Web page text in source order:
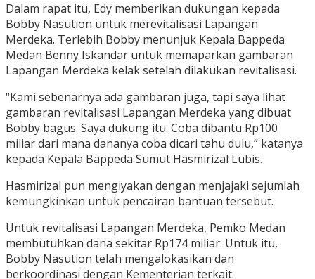
Dalam rapat itu, Edy memberikan dukungan kepada
Bobby Nasution untuk merevitalisasi Lapangan
Merdeka. Terlebih Bobby menunjuk Kepala Bappeda
Medan Benny Iskandar untuk memaparkan gambaran
Lapangan Merdeka kelak setelah dilakukan revitalisasi.
“Kami sebenarnya ada gambaran juga, tapi saya lihat
gambaran revitalisasi Lapangan Merdeka yang dibuat
Bobby bagus. Saya dukung itu. Coba dibantu Rp100
miliar dari mana dananya coba dicari tahu dulu,” katanya
kepada Kepala Bappeda Sumut Hasmirizal Lubis.
Hasmirizal pun mengiyakan dengan menjajaki sejumlah
kemungkinkan untuk pencairan bantuan tersebut.
Untuk revitalisasi Lapangan Merdeka, Pemko Medan
membutuhkan dana sekitar Rp174 miliar. Untuk itu,
Bobby Nasution telah mengalokasikan dan
berkoordinasi dengan Kementerian terkait.